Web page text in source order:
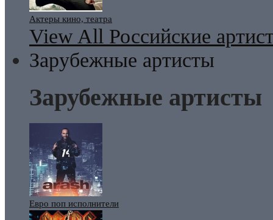
Актеры кино, театра
View All Российские
Зарубежные артисты
Зарубежные артисты
Евро поп исполнители